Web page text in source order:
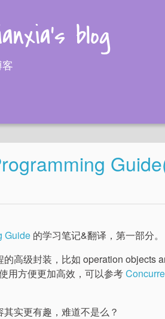
blog
Guide 的学习笔记&翻译，第一部分。
高级封装，比如 operation objects
用方便更加高效，可以参考
实更有趣，难道不是么？